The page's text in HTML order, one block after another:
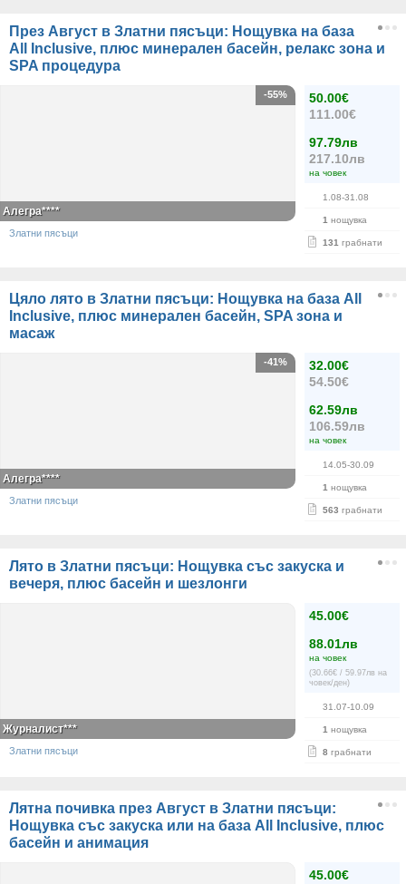
През Август в Златни пясъци: Нощувка на база
All Inclusive, плюс минерален басейн, релакс зона и
SPA процедура
50.00€
111.00€
97.79лв
217.10лв
на човек
1.08-31.08
1 нощувка
131 грабнати
-55%
Алегра****
Златни пясъци
Цяло лято в Златни пясъци: Нощувка на база All
Inclusive, плюс минерален басейн, SPA зона и
масаж
32.00€
54.50€
62.59лв
106.59лв
на човек
14.05-30.09
1 нощувка
563 грабнати
-41%
Алегра****
Златни пясъци
Лято в Златни пясъци: Нощувка със закуска и
вечеря, плюс басейн и шезлонги
45.00€
88.01лв
на човек
(30.66€ / 59.97лв на
човек/ден)
31.07-10.09
1 нощувка
8 грабнати
Журналист***
Златни пясъци
Лятна почивка през Август в Златни пясъци:
Нощувка със закуска или на база All Inclusive, плюс
басейн и анимация
45.00€